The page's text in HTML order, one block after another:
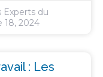
Experts du
18, 2024
: Les